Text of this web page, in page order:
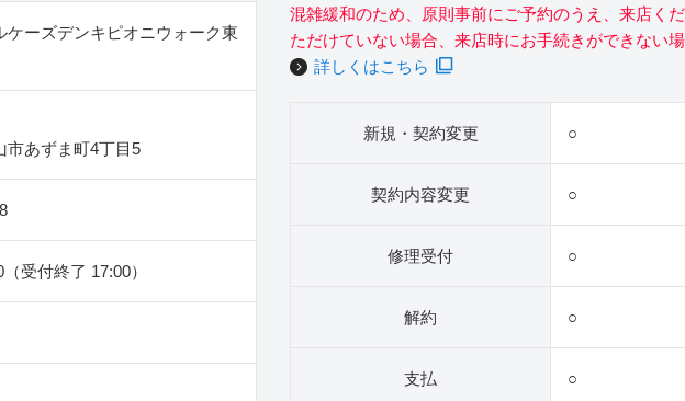
ケーズデンキピオニウォーク東
市あずま町4丁目5
受付終了 17:00）
混雑緩和のため、原則事前にご予約のうえ、来店く
ただけていない場合、来店時にお手続きができない場
詳しくはこちら
新規・契約変更 ○
契約内容変更 ○
修理受付 ○
解約 ○
支払 ○